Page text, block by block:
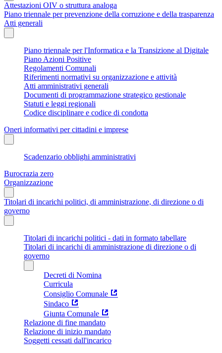
Attestazioni OIV o struttura analoga
Piano triennale per prevenzione della corruzione e della trasparenza
Atti generali
Piano triennale per l'Informatica e la Transizione al Digitale
Piano Azioni Positive
Regolamenti Comunali
Riferimenti normativi su organizzazione e attività
Atti amministrativi generali
Documenti di programmazione strategico gestionale
Statuti e leggi regionali
Codice disciplinare e codice di condotta
Oneri informativi per cittadini e imprese
Scadenzario obblighi amministrativi
Burocrazia zero
Organizzazione
Titolari di incarichi politici, di amministrazione, di direzione o di
governo
Titolari di incarichi politici - dati in formato tabellare
Titolari di incarichi di amministrazione di direzione o di
governo
Decreti di Nomina
Curricula
Consiglio Comunale
Sindaco
Giunta Comunale
Relazione di fine mandato
Relazione di inizio mandato
Soggetti cessati dall'incarico